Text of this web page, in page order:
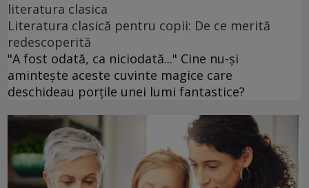
literatura clasica
Literatura clasică pentru copii: De ce merită
redescoperită
"A fost odată, ca niciodată..." Cine nu-și
amintește aceste cuvinte magice care
deschideau porțile unei lumi fantastice?